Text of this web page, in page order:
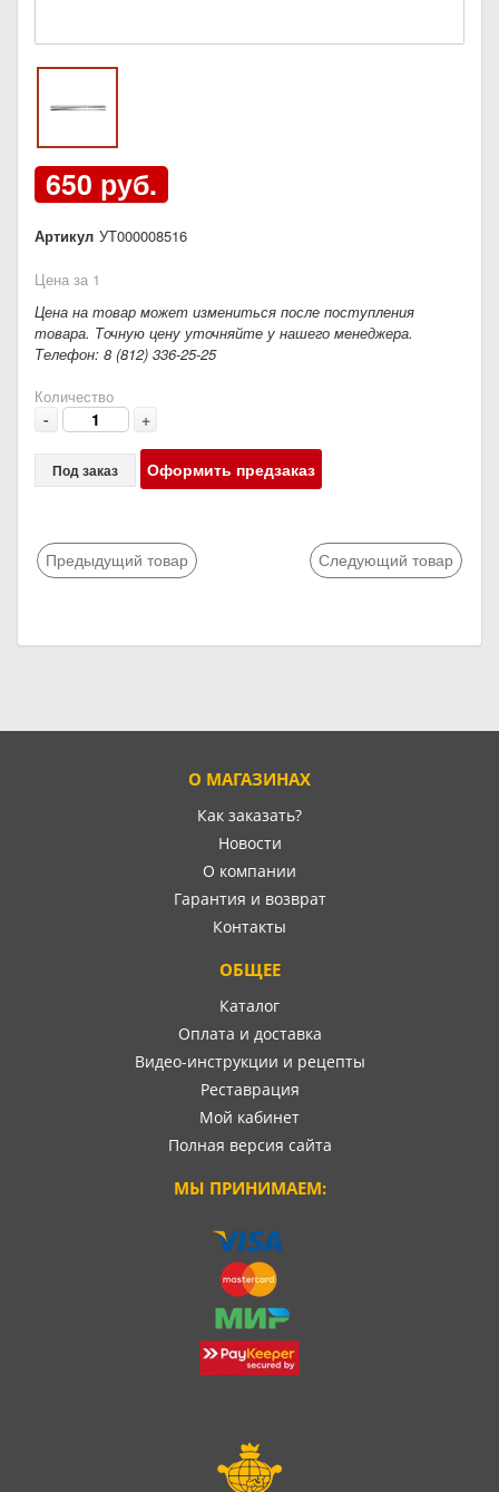
650 руб.
Артикул УТ000008516
Цена за 1
Цена на товар может измениться после поступления
товара. Точную цену уточняйте у нашего менеджера.
Телефон: 8 (812) 336-25-25
Количество
- +
Под заказ Оформить предзаказ
Предыдущий товар Следующий товар
О МАГАЗИНАХ
Как заказать?
Новости
О компании
Гарантия и возврат
Контакты
ОБЩЕЕ
Каталог
Оплата и доставка
Видео-инструкции и рецепты
Реставрация
Мой кабинет
Полная версия сайта
МЫ ПРИНИМАЕМ: